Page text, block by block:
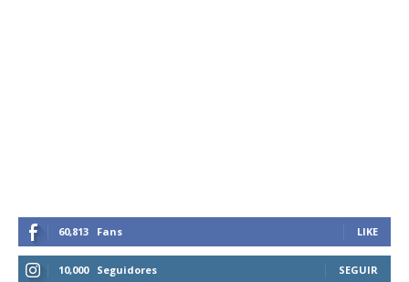
60,813 Fans LIKE
10,000 Seguidores SEGUIR